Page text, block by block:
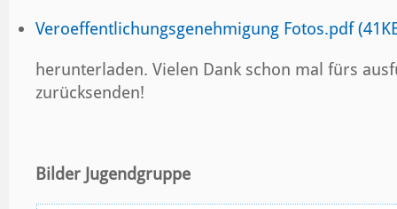
Veroeffentlichungsgenehmigung Fotos.pdf
herunterladen. Vielen Dank schon mal fürs
zurücksenden!
Bilder Jugendgruppe